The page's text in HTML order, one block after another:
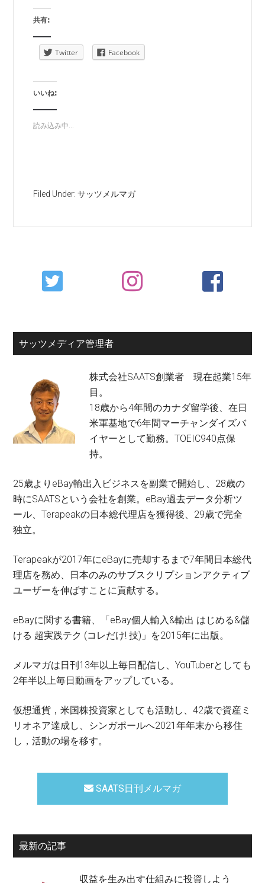
共有:
Twitter Facebook
いいね:
読み込み中...
Filed Under:サッツメルマガ
Primary
Sidebar
サッツメディア管理者
株式会社SAATS創業者 現在起業15年
目。
18歳から4年間のカナダ留学後、在日
米軍基地で6年間マーチャンダイズバ
イヤーとして勤務。TOEIC940点保
持。
25歳よりeBay輸出入ビジネスを副業で開始し、28歳の
時にSAATSという会社を創業。eBay過去データ分析ツ
ール、Terapeakの日本総代理店を獲得後、29歳で完全
独立。
Terapeakが2017年にeBayに売却するまで7年間日本総代
理店を務め、日本のみのサブスクリプションアクティブ
ユーザーを伸ばすことに貢献する。
eBayに関する書籍、「eBay個人輸入&輸出 はじめる&儲
ける 超実践テク (コレだけ! 技)」を2015年に出版。
メルマガは日刊13年以上毎日配信し、YouTuberとしても
2年半以上毎日動画をアップしている。
仮想通貨，米国株投資家としても活動し、42歳で資産ミ
リオネア達成し、シンガポールへ2021年年末から移住
し，活動の場を移す。
SAATS日刊メルマガ
最新の記事
収益を生み出す仕組みに投資しよう